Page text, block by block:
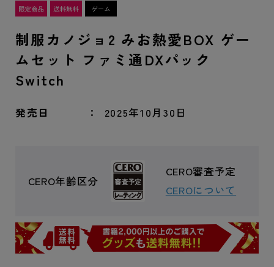
制服カノジョ2 みお熱愛BOX ゲー
ムセット ファミ通DXパック
Switch
発売日 2025年10月30日
CERO年齢区分
CERO審査予定
CEROについて